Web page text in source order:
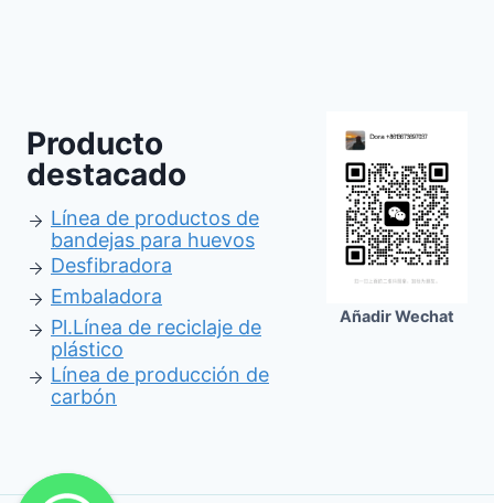
Producto
destacado
Línea de productos de
bandejas para huevos
Desfibradora
Embaladora
Pl.Línea de reciclaje de
plástico
Línea de producción de
carbón
Añadir Wechat